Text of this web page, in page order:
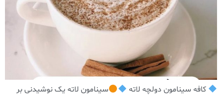
كافه سينامون دولچه لاته
سينامون لاته یک نوشیدنی بر